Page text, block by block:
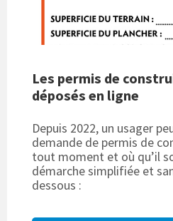
Les permis de
déposés en ligne
Depuis 2022, un usager
demande de permis de
tout moment et où qu’il
démarche simplifiée et
dessous :